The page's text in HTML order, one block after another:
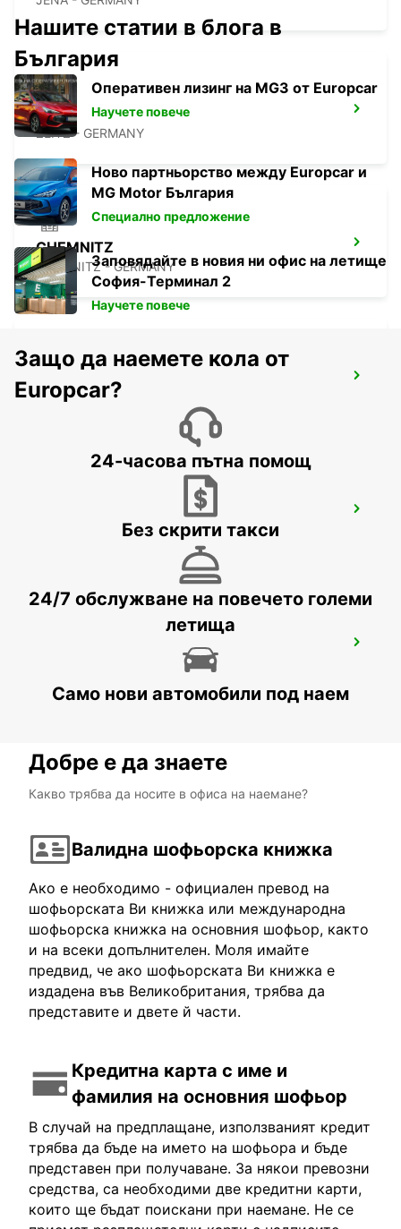
ZEITZ
ZEITZ - GERMANY
CHEMNITZ
CHEMNITZ - GERMANY
BAYREUTH
BAYREUTH - GERMANY
WEIDEN - GERMANY
Нашите статии в блога в
България
Оперативен лизинг на MG3 от Europcar
Научете повече
Ново партньорство между Europcar и
MG Motor България
Специално предложение
Заповядайте в новия ни офис на летище
София-Терминал 2
Научете повече
Защо да наемете кола от
Europcar?
24-часова пътна помощ
Без скрити такси
24/7 обслужване на повечето големи
летища
Само нови автомобили под наем
Добре е да знаете
Какво трябва да носите в офиса на наемане?
Валидна шофьорска книжка
Ако е необходимо - официален превод на
шофьорската Ви книжка или международна
шофьорска книжка на основния шофьор, както
и на всеки допълнителен. Моля имайте
предвид, че ако шофьорската Ви книжка е
издадена във Великобритания, трябва да
представите и двете й части.
Кредитна карта с име и
фамилия на основния шофьор
В случай на предплащане, използваният кредит
трябва да бъде на името на шофьора и бъде
представен при получаване. За някои превозни
средства, са необходими две кредитни карти,
които ще бъдат поискани при наемане. Не се